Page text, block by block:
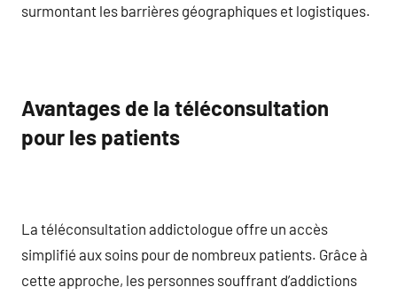
surmontant les barrières géographiques et logistiques.
Avantages de la téléconsultation
pour les patients
La téléconsultation addictologue offre un accès
simplifié aux soins pour de nombreux patients. Grâce à
cette approche, les personnes souffrant d’addictions